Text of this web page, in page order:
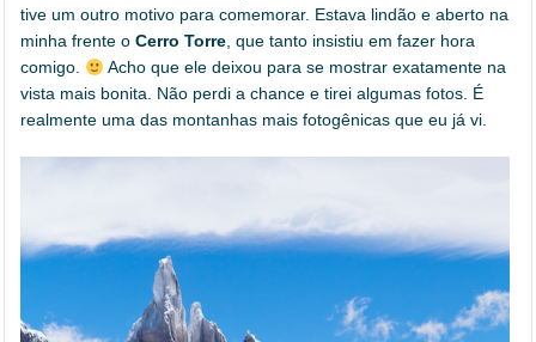
tive um outro motivo para comemorar. Estava lindão e aberto na
minha frente oCerro Torre, que tanto insistiu em fazer hora
comigo.
Acho que ele deixou para se mostrar exatamente na
vista mais bonita. Não perdi a chance e tirei algumas fotos. É
realmente uma das montanhas mais fotogênicas que eu já vi.